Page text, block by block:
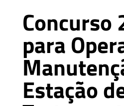
para
Estação